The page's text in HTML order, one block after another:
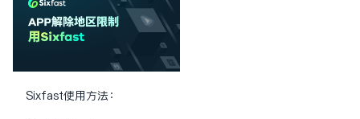
Sixfast使用方法：